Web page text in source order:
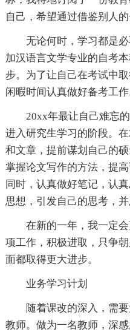
自己，希望通过借鉴别人
无论何时，学习都是
加汉语言文学专业的自考
步。为了让自己在考试中
闲暇时间认真做好备考工作
20xx年最让自己难忘
进入研究生学习的阶段。
和文章，提前谋划自己的
掌握论文写作的方法，提
同时，认真做好笔记，认
思想，引发自己的思考，并
在新的一年，我一定
项工作，积极进取，只争
面都取得更大进步。
业务学习计划
随着课改的深入，需
教师。做为一名教师，深